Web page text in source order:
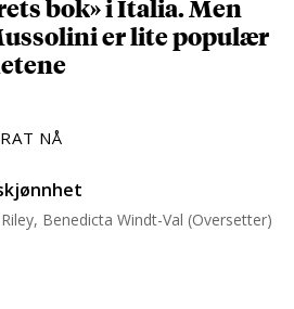
bok» i Italia. Men
er lite populær
NÅ
Benedicta Windt-Val (Oversetter)